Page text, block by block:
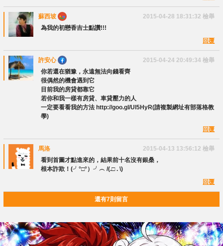
蘇西坡 2015-04-28 18:31:32 檢舉
為我的初戀香吉士點讚!!!
回覆
許安心 2015-04-24 20:49:34 檢舉
你若還在猶豫，永遠無法向錢看齊
很偶然的機會遇到它
目前我的房貸都靠它
若你和我一樣有房貸、車貸壓力的人
一定要看看我的方法 http://goo.gl/Ul5HyR(請複製網址有部落格教
學)
回覆
馬洛 2015-04-13 13:56:12 檢舉
看到首圖才點進來的，結果前十名沒有銀桑，
根本詐欺！(╯°□°）╯︵ /(.□ . \)
回覆
還有7則留言